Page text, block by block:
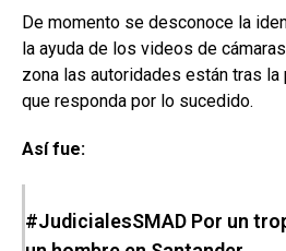
De momento se desconoce la
la ayuda de los videos de
zona las autoridades están tras
que responda por lo sucedido.
Así fue:
#JudicialesSMAD Por un